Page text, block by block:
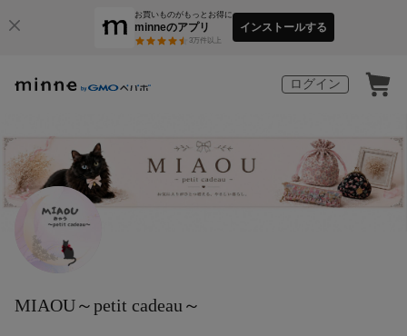
お買いものがもっとお得に
minneのアプリ
3万件以上
インストールする
ログイン
MIAOU～petit cadeau～